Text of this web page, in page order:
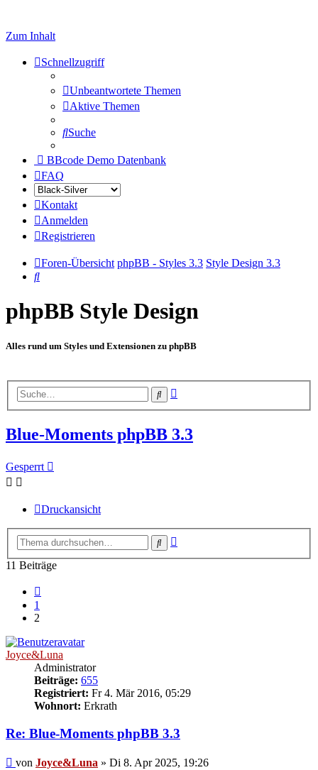
Zum Inhalt
Schnellzugriff
Unbeantwortete Themen
Aktive Themen
Suche
BBcode Demo Datenbank
FAQ
Kontakt
Anmelden
Registrieren
Foren-Übersicht phpBB - Styles 3.3 Style Design 3.3
Suche
phpBB Style Design
Alles rund um Styles und Extensionen zu phpBB
Suche
Blue-Moments phpBB 3.3
Gesperrt
Druckansicht
Suche
11 Beiträge
1
2
Joyce&Luna
Administrator
Beiträge: 655
Registriert: Fr 4. Mär 2016, 05:29
Wohnort: Erkrath
Re: Blue-Moments phpBB 3.3
Beitrag
von Joyce&Luna » Di 8. Apr 2025, 19:26